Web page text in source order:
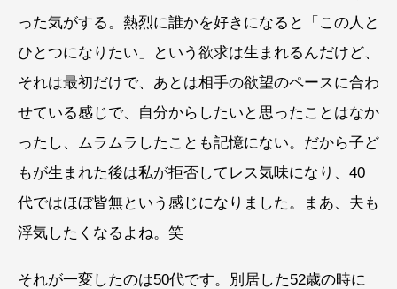
った気がする。熱烈に誰かを好きになると「この人と
ひとつになりたい」という欲求は生まれるんだけど、
それは最初だけで、あとは相手の欲望のペースに合わ
せている感じで、自分からしたいと思ったことはなか
ったし、ムラムラしたことも記憶にない。だから子ど
もが生まれた後は私が拒否してレス気味になり、40
代ではほぼ皆無という感じになりました。まあ、夫も
浮気したくなるよね。笑
それが一変したのは50代です。別居した52歳の時に